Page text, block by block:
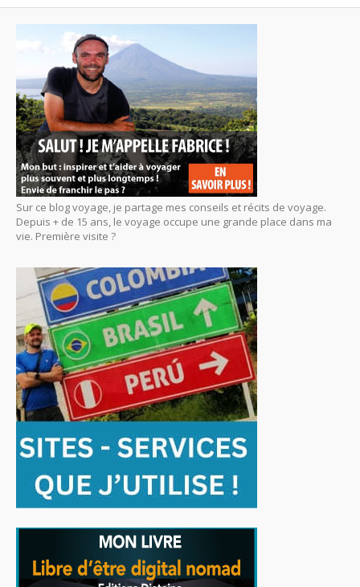
Sur ce blog voyage, je partage mes conseils et récits de voyage.
Depuis + de 15 ans, le voyage occupe une grande place dans ma
vie. Première visite ?